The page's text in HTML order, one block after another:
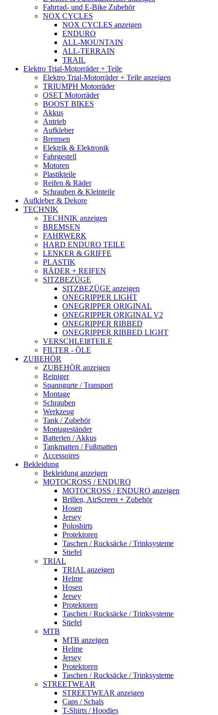
Fahrrad- und E-Bike Zubehör
NOX CYCLES
NOX CYCLES anzeigen
ENDURO
ALL-MOUNTAIN
ALL-TERRAIN
TRAIL
Elektro Trial-Motorräder + Teile
Elektro Trial-Motorräder + Teile anzeigen
TRIUMPH Motorräder
OSET Motorräder
BOOST BIKES
Akkus
Antrieb
Aufkleber
Bremsen
Elektrik & Elektronik
Fahrgestell
Motoren
Plastikteile
Reifen & Räder
Schrauben & Kleinteile
Aufkleber & Dekore
TECHNIK
TECHNIK anzeigen
BREMSEN
FAHRWERK
HARD ENDURO TEILE
LENKER & GRIFFE
PLASTIK
RÄDER + REIFEN
SITZBEZÜGE
SITZBEZÜGE anzeigen
ONEGRIPPER LIGHT
ONEGRIPPER ORIGINAL
ONEGRIPPER ORIGINAL V2
ONEGRIPPER RIBBED
ONEGRIPPER RIBBED LIGHT
VERSCHLEIßTEILE
FILTER - ÖLE
ZUBEHÖR
ZUBEHÖR anzeigen
Reiniger
Spanngurte / Transport
Montage
Schrauben
Werkzeug
Tank / Zubehör
Montageständer
Batterien / Akkus
Tankmatten / Fußmatten
Accessoires
Bekleidung
Bekleidung anzeigen
MOTOCROSS / ENDURO
MOTOCROSS / ENDURO anzeigen
Brillen, AirScreen + Zubehör
Hosen
Jersey
Poloshirts
Protektoren
Taschen / Rucksäcke / Trinksysteme
Stiefel
TRIAL
TRIAL anzeigen
Helme
Hosen
Jersey
Protektoren
Taschen / Rucksäcke / Trinksysteme
Stiefel
MTB
MTB anzeigen
Helme
Jersey
Protektoren
Taschen / Rucksäcke / Trinksysteme
STREETWEAR
STREETWEAR anzeigen
Caps / Schals
T-Shirts / Hoodies